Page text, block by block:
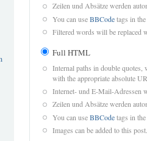
Zeilen und Absätze werden
You can useBBCodetags in
Filtered words will be replaced
Full HTML
Internal paths in double quotes,
with the appropriate absolute
Internet- und E-Mail-Adressen
Zeilen und Absätze werden
You can useBBCodetags in
Images can be added to this post.